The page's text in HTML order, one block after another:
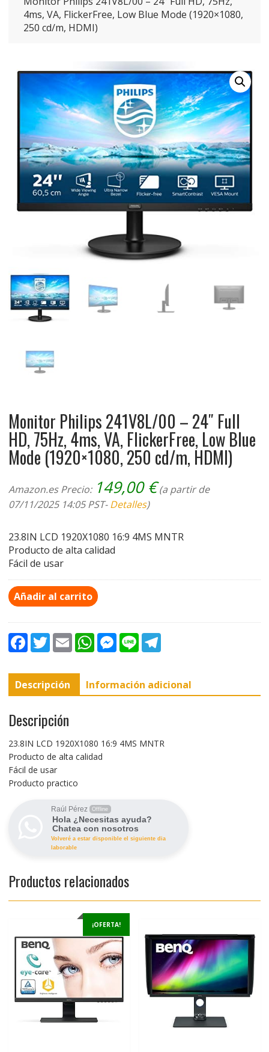
4ms, VA, FlickerFree, Low Blue Mode (1920×1080,
250 cd/m, HDMI)
Monitor Philips 241V8L/00 – 24″ Full
HD, 75Hz, 4ms, VA, FlickerFree, Low Blue
Mode (1920×1080, 250 cd/m, HDMI)
Amazon.es Precio: 149,00€(a partir de
07/11/2025 14:05 PST-Detalles)
23.8IN LCD 1920X1080 16:9 4MS MNTR
Producto de alta calidad
Fácil de usar
Añadir al carrito
F
a
b
o
o
T
w
t
e
r
E
m
l
W
h
A
p
M
e
n
g
L
i
T
e
r
a
Descripción Información adicional
Descripción
23.8IN LCD 1920X1080 16:9 4MS MNTR
Producto de alta calidad
Fácil de usar
Producto practico
Raúl Pérez Offline
Hola ¿Necesitas ayuda?
Chatea con nosotros
Volveré a estar disponible el siguiente dia
laborable
Productos relacionados
¡OFERTA!